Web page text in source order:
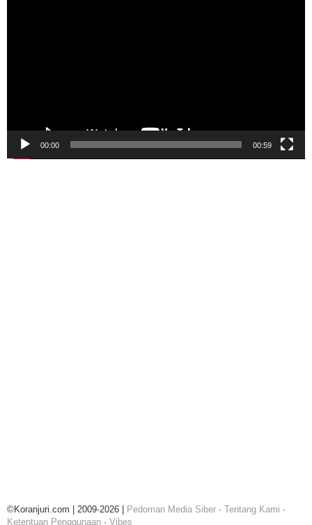
00:00 00:59
©Koranjuri.com | 2009-2026 | Pedoman Media Siber · Tentang Kami ·
Ketentuan Penggunaan · Vibes